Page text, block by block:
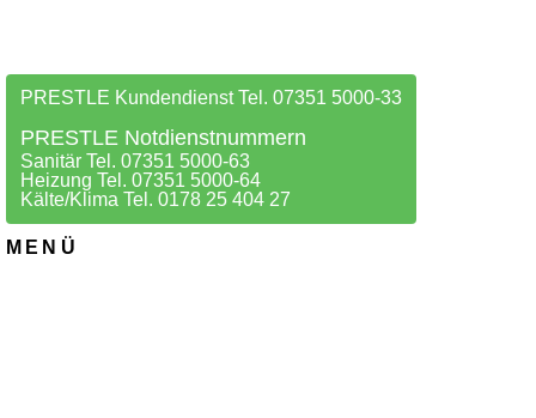
PRESTLE Kundendienst Tel. 07351 5000-33
PRESTLE Notdienstnummern
Sanitär Tel. 07351 5000-63
Heizung Tel. 07351 5000-64
Kälte/Klima Tel. 0178 25 404 27
MENÜ